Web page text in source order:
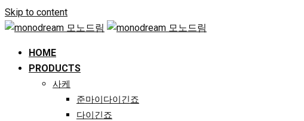
Skip to content
HOME
PRODUCTS
사케
준마이다이긴죠
다이긴죠